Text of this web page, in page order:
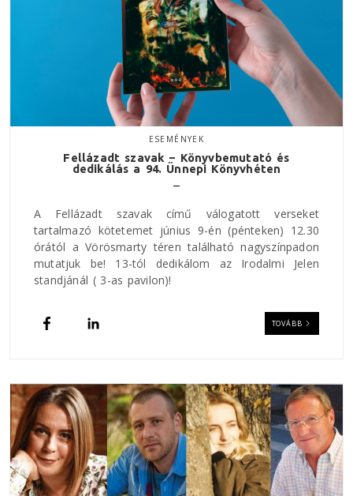
ESEMÉNYEK
Fellázadt szavak – Könyvbemutató és
dedikálás a 94. Ünnepi Könyvhéten
A Fellázadt szavak című válogatott verseket
tartalmazó kötetemet június 9-én (pénteken) 12.30
órától a Vörösmarty téren található nagyszínpadon
mutatjuk be! 13-tól dedikálom az Irodalmi Jelen
standjánál ( 3-as pavilon)!
TOVÁBB